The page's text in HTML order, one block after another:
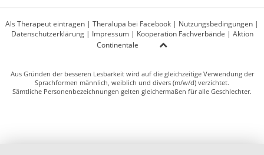
Als Therapeut eintragen | Theralupa bei Facebook | Nutzungsbedingungen |
Datenschutzerklärung| Impressum| Kooperation Fachverbände | Aktion
Continentale
Aus Gründen der besseren Lesbarkeit wird auf die gleichzeitige Verwendung der
Sprachformen männlich, weiblich und divers (m/w/d) verzichtet.
Sämtliche Personenbezeichnungen gelten gleichermaßen für alle Geschlechter.